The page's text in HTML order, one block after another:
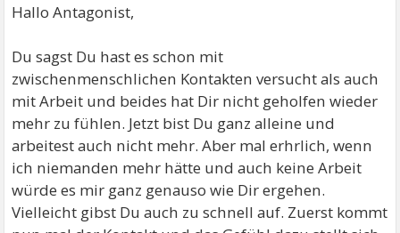
Hallo Antagonist,
Du sagst Du hast es schon mit
zwischenmenschlichen Kontakten versucht als auch
mit Arbeit und beides hat Dir nicht geholfen wieder
mehr zu fühlen. Jetzt bist Du ganz alleine und
arbeitest auch nicht mehr. Aber mal erhrlich, wenn
ich niemanden mehr hätte und auch keine Arbeit
würde es mir ganz genauso wie Dir ergehen.
Vielleicht gibst Du auch zu schnell auf. Zuerst kommt